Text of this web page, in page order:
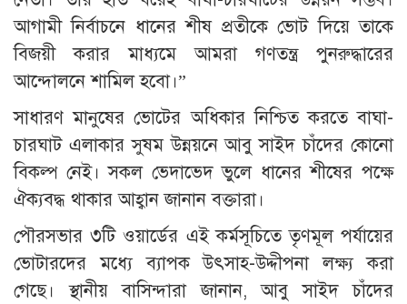
আগামী নির্বাচনে ধানের শীষ প্রতীকে ভোট দিয়ে তাকে
বিজয়ী করার মাধ্যমে আমরা গণতন্ত্র পুনরুদ্ধারের
আন্দোলনে শামিল হবো।”
সাধারণ মানুষের ভোটের অধিকার নিশ্চিত করতে বাঘা-
চারঘাট এলাকার সুষম উন্নয়নে আবু সাইদ চাঁদের কোনো
বিকল্প নেই। সকল ভেদাভেদ ভুলে ধানের শীষের পক্ষে
ঐক্যবদ্ধ থাকার আহ্বান জানান বক্তারা।
পৌরসভার ৩টি ওয়ার্ডের এই কর্মসূচিতে তৃণমূল পর্যায়ের
ভোটারদের মধ্যে ব্যাপক উৎসাহ-উদ্দীপনা লক্ষ্য করা
গেছে। স্থানীয় বাসিন্দারা জানান, আবু সাইদ চাঁদের